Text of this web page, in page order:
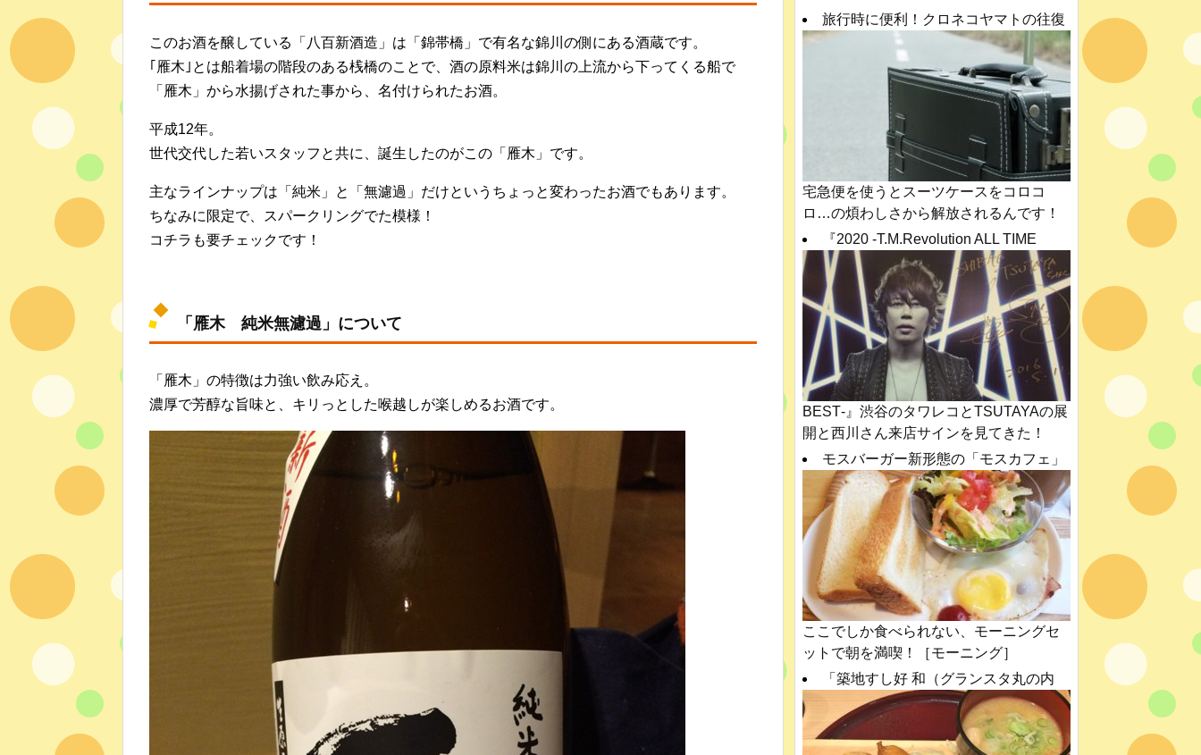
このお酒を醸している「八百新酒造」は「錦帯橋」で有名な錦川の側にある酒蔵です。
｢雁木｣とは船着場の階段のある桟橋のことで、酒の原料米は錦川の上流から下ってくる船で
「雁木」から水揚げされた事から、名付けられたお酒。
平成12年。
世代交代した若いスタッフと共に、誕生したのがこの「雁木」です。
主なラインナップは「純米」と「無濾過」だけというちょっと変わったお酒でもあります。
ちなみに限定で、スパークリングでた模様！
コチラも要チェックです！
「雁木 純米無濾過」について
「雁木」の特徴は力強い飲み応え。
濃厚で芳醇な旨味と、キリっとした喉越しが楽しめるお酒です。
旅行時に便利！クロネコヤマトの往復
宅急便を使うとスーツケースをコロコ
ロ…の煩わしさから解放されるんです！
『2020 -T.M.Revolution ALL TIME
BEST‐』渋谷のタワレコとTSUTAYAの展
開と西川さん来店サインを見てきた！
モスバーガー新形態の「モスカフェ」
ここでしか食べられない、モーニングセ
ットで朝を満喫！［モーニング］
「築地すし好 和（グランスタ丸の内